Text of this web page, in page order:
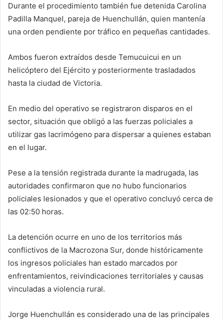
Durante el procedimiento también fue detenida Carolina
Padilla Manquel, pareja de Huenchullán, quien mantenía
una orden pendiente por tráfico en pequeñas cantidades.
Ambos fueron extraídos desde Temucuicui en un
helicóptero del Ejército y posteriormente trasladados
hasta la ciudad de Victoria.
En medio del operativo se registraron disparos en el
sector, situación que obligó a las fuerzas policiales a
utilizar gas lacrimógeno para dispersar a quienes estaban
en el lugar.
Pese a la tensión registrada durante la madrugada, las
autoridades confirmaron que no hubo funcionarios
policiales lesionados y que el operativo concluyó cerca de
las 02:50 horas.
La detención ocurre en uno de los territorios más
conflictivos de la Macrozona Sur, donde históricamente
los ingresos policiales han estado marcados por
enfrentamientos, reivindicaciones territoriales y causas
vinculadas a violencia rural.
Jorge Huenchullán es considerado una de las principales